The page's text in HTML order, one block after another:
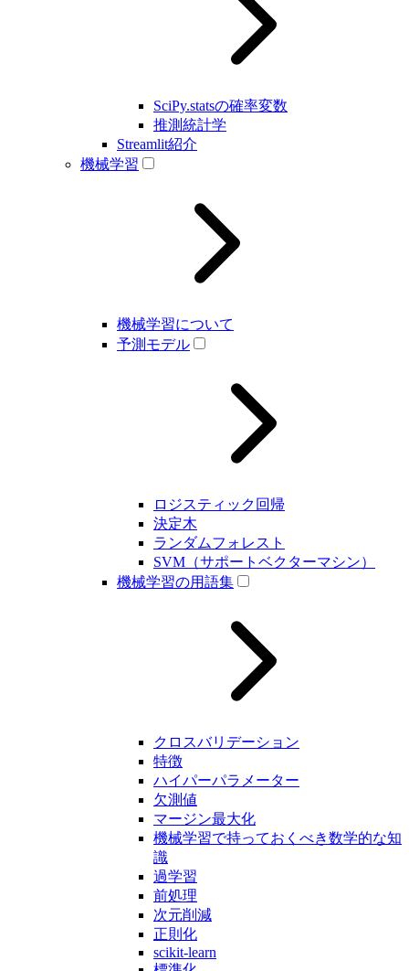
SciPy.statsの確率変数
推測統計学
Streamlit紹介
機械学習
機械学習について
予測モデル
ロジスティック回帰
決定木
ランダムフォレスト
SVM（サポートベクターマシン）
機械学習の用語集
クロスバリデーション
特徴
ハイパーパラメーター
欠測値
マージン最大化
機械学習で持っておくべき数学的な知
識
過学習
前処理
次元削減
正則化
scikit-learn